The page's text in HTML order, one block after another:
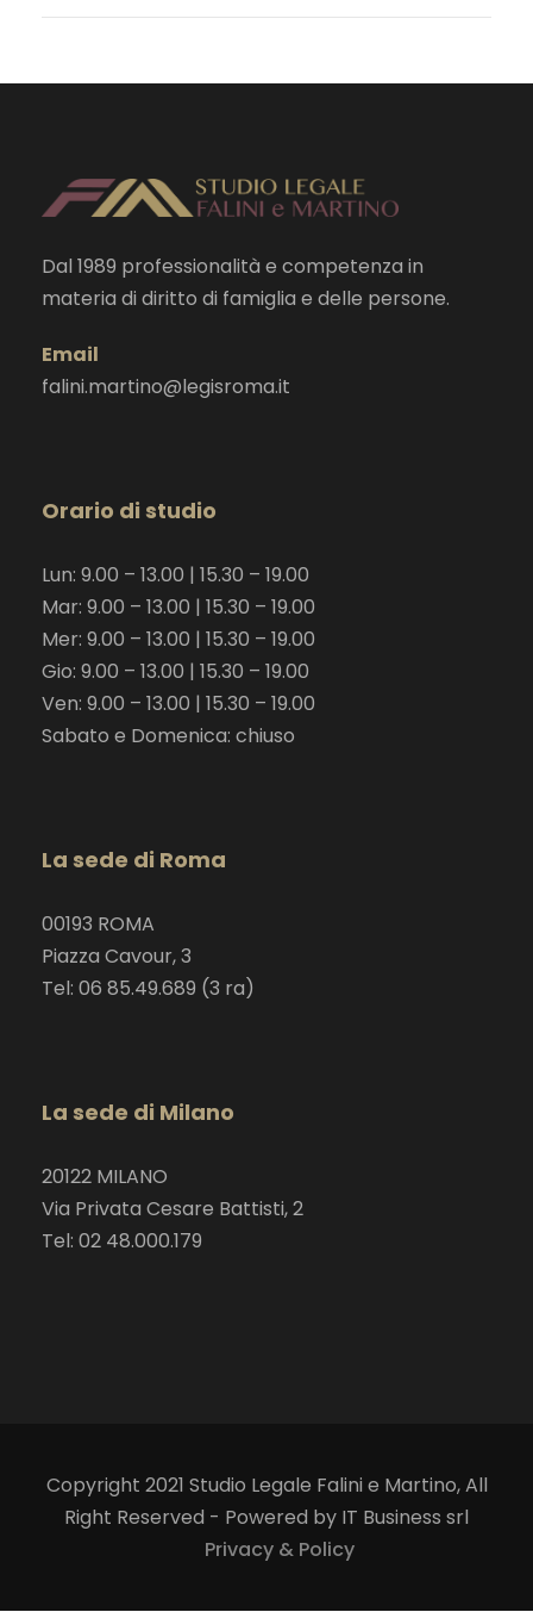
Dal 1989 professionalità e competenza in
materia di diritto di famiglia e delle persone.
Email
falini.martino@legisroma.it
Orario di studio
Lun: 9.00 – 13.00 | 15.30 – 19.00
Mar: 9.00 – 13.00 | 15.30 – 19.00
Mer: 9.00 – 13.00 | 15.30 – 19.00
Gio: 9.00 – 13.00 | 15.30 – 19.00
Ven: 9.00 – 13.00 | 15.30 – 19.00
Sabato e Domenica: chiuso
La sede di Roma
00193 ROMA
Piazza Cavour, 3
Tel: 06 85.49.689 (3 ra)
La sede di Milano
20122 MILANO
Via Privata Cesare Battisti, 2
Tel: 02 48.000.179
Copyright 2021 Studio Legale Falini e Martino, All
Right Reserved - Powered by IT Business srl
Privacy & Policy